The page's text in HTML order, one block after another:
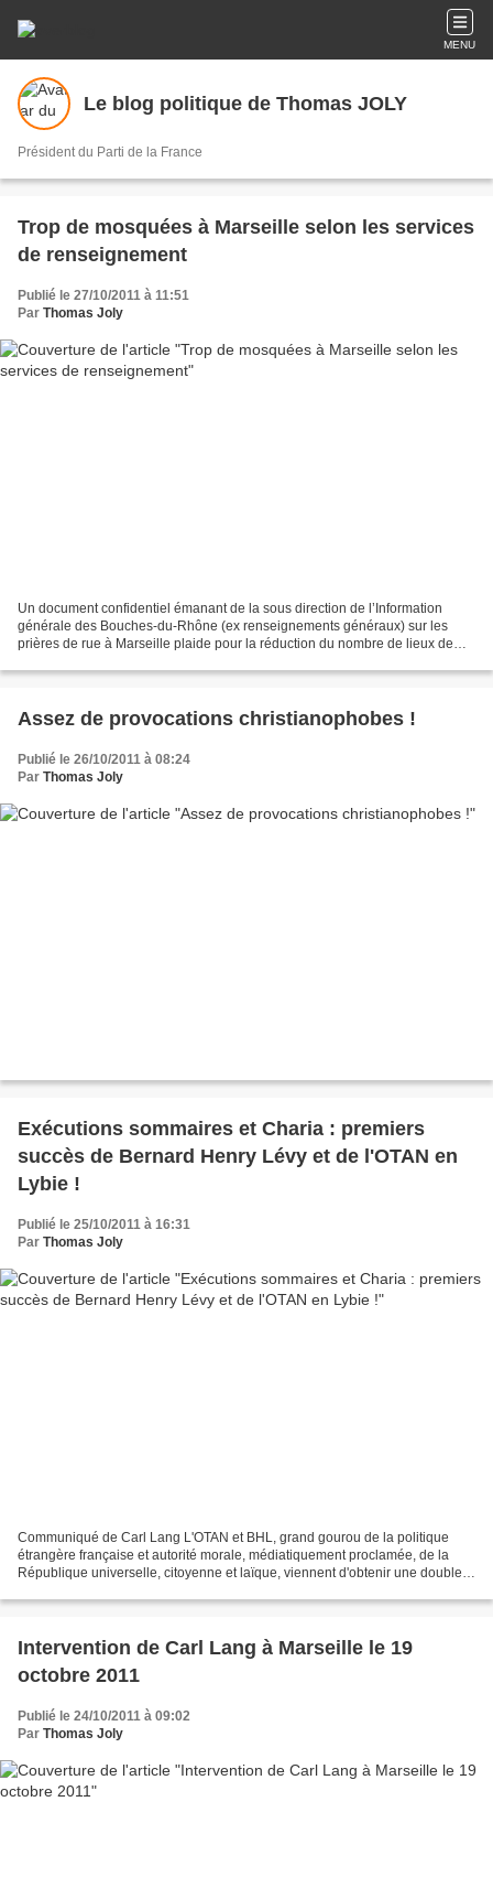
MENU
Le blog politique de Thomas JOLY
Président du Parti de la France
Trop de mosquées à Marseille selon les services
de renseignement
Publié le 27/10/2011 à 11:51
Par Thomas Joly
Un document confidentiel émanant de la sous direction de l’Information
générale des Bouches-du-Rhône (ex renseignements généraux) sur les
prières de rue à Marseille plaide pour la réduction du nombre de lieux de
Assez de provocations christianophobes !
Publié le 26/10/2011 à 08:24
Par Thomas Joly
Exécutions sommaires et Charia : premiers
succès de Bernard Henry Lévy et de l'OTAN en
Lybie !
Publié le 25/10/2011 à 16:31
Par Thomas Joly
Communiqué de Carl Lang L'OTAN et BHL, grand gourou de la politique
étrangère française et autorité morale, médiatiquement proclamée, de la
République universelle, citoyenne et laïque, viennent d'obtenir une double
Intervention de Carl Lang à Marseille le 19
octobre 2011
Publié le 24/10/2011 à 09:02
Par Thomas Joly